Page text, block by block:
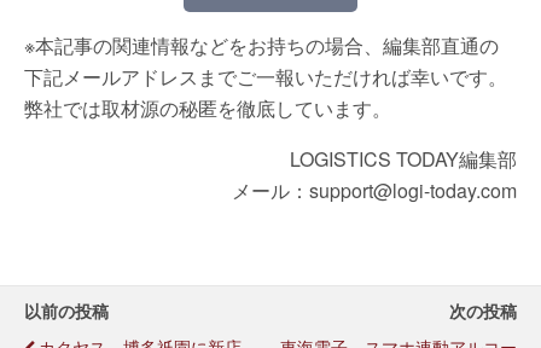
※本記事の関連情報などをお持ちの場合、編集部直通の
下記メールアドレスまでご一報いただければ幸いです。
弊社では取材源の秘匿を徹底しています。
LOGISTICS TODAY編集部
メール：support@logi-today.com
以前の投稿 次の投稿